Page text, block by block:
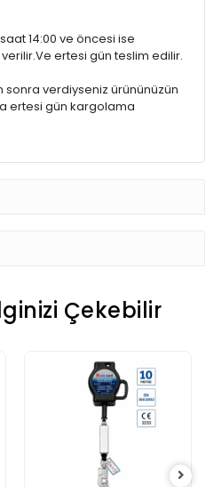
14:00 ve öncesi ise
ertesi gün teslim edilir.
sonra verdiyseniz ürününüzün
ertesi gün kargolama
Çekebilir